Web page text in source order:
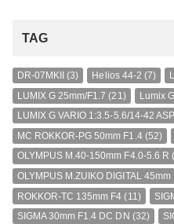
TAG
DR-07MKII (3) Helios 44-2 (7)
LUMIX G 25mm/F1.7 (21) Lumix
LUMIX G VARIO 1:3.5-5.6/14-42
MC ROKKOR-PG 50mm F1.4(52)
OLYMPUS M.40-150mm F4.0-5.6 R
OLYMPUS M.ZUIKO DIGITAL 45mm
ROKKOR-TC 135mm F4 (11)
SIGMA 30mm F1.4 DC DN (32)